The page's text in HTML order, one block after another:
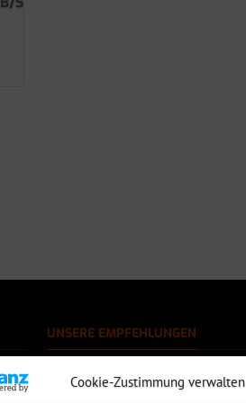
Cookie-Zustimmung verwalten
UNSERE EMPFEHLUNGEN
Rechtssichere Email-Archivierung
MDaemon Mail- & Groupwareserver